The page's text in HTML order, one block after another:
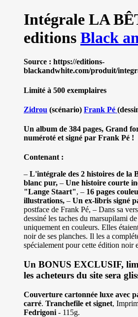
Intégrale LA
editions Black
Source : https://editions-
blackandwhite.com/produit/
Limité à 500 exemplaires
Zidrou (scénario) Frank Pé
Un album de 384 pages, Grand
numéroté et signé par Frank Pé !
Contenant :
– L'intégrale des 2 histoires de la
blanc pur, – Une histoire courte
"Lange Staart", – 16 pages
illustrations, – Un ex-libris signé
postface de Frank Pé, – Dans sa
dessiné les taches du marsupilami
uniquement en couleurs. Elles
noir de ses planches. Il les a
spécialement pour cette édition noir
Un BONUS EXCLUSIF,
les acheteurs du site sera
Couverture cartonnée luxe avec
carré. Tranchefile et signet,
Fedrigoni - 115g.